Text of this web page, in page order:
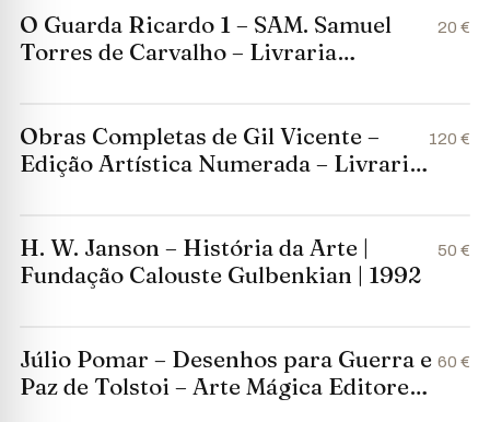
O Guarda Ricardo 1 – SAM. Samuel
Torres de Carvalho – Livraria
20 €
Obras Completas de Gil Vicente –
Edição Artística Numerada – Livraria
120 €
H. W. Janson – História da Arte |
Fundação Calouste Gulbenkian | 1992
50 €
Júlio Pomar – Desenhos para Guerra e
Paz de Tolstoi – Arte Mágica Editores –
60 €